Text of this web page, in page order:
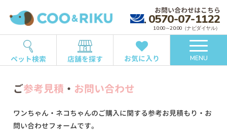
お問い合わせはこちら
0570-07-1122
10:00～20:00（ナビダイヤル）
ペット検索 店舗を探す お気に入り MENU
ご参考見積 ・ お問い合わせ
ワンちゃん・ネコちゃんのご購入に関する参考お見積もり・お
問い合わせフォームです。